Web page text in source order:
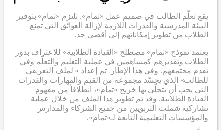
يقع تعلّم الطالب في صميم عمل «تمام». تلتزم «تمام» بتوفير
البيئة المدرسية والقدرات اللازمة لإزالة العوائق التي تمنع
الطلاب من تطوير إمكاناتهم إلى أقصى حد.
يعتمد نموذج «تمام» مصطلح «القيادة الطلابية» للاعتراف بدور
الطلاب وتقديرهم كمساهمين في عملية التعليم والتعلّم وفي
تقدم مجتمعهم. وفي هذا الإطار، تم إعداد «الملف التعريفي
للطالب» الذي يجسّد مجموعة من القيم والمهارات والقدرات
التي يجب أن يتحلّى بها خريج «تمام»، انطلاقاً من مفهوم
القيادة الطلابية. وقد تم تطوير هذا الملف من خلال عملية
تشاركية شملت التربويين من جميع الشركاء والمدارس
والمؤسسات التعليمية التابعة لـ«تمام».